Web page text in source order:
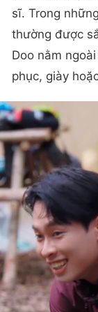
sĩ. Trong
thường được
Doo nằm
phục, giày